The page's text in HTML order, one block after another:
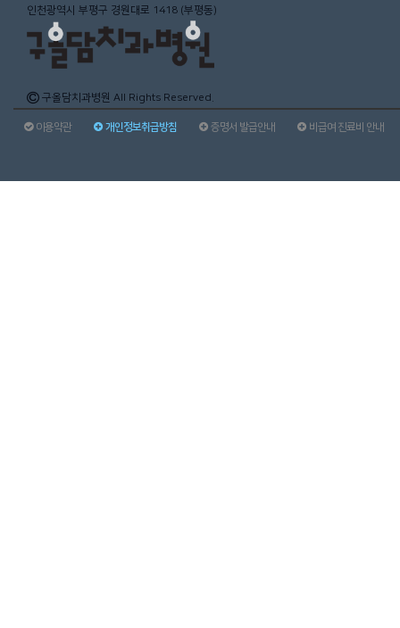
인천광역시 부평구 경원대로 1418 (부평동)
구올담치과병원 All Rights Reserved.
이용약관 개인정보취급방침 증명서 발급안내 비급여 진료비 안내